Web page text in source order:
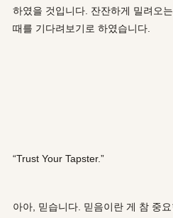
하였을 것입니다. 잔잔하게 밀려오
때를 기다려보기로 하였습니다.
“Trust Your Tapster.”
아아, 믿습니다. 믿음이란 게 참 중